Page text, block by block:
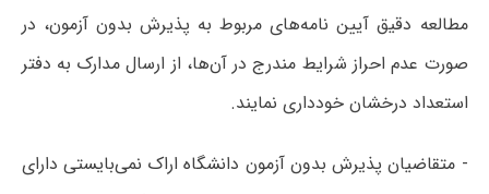
مطالعه دقیق آیین نامه‌های مربوط به پذیرش بدون آزمون، در
صورت عدم احراز شرایط مندرج در آن‌ها، از ارسال مدارک به دفتر
استعداد درخشان خودداری نمایند.
- متقاضیان پذیرش بدون آزمون دانشگاه اراک نمی‌بایستی دارای